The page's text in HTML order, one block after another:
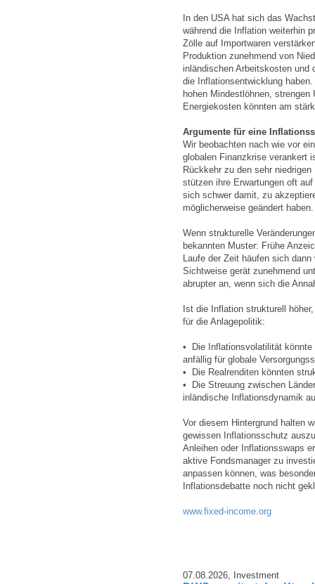
In den USA hat sich das
während die Inflation weiterhin
Zölle auf Importwaren
Produktion zunehmend von
inländischen Arbeitskosten und
die Inflationsentwicklung
hohen Mindestlöhnen,
Energiekosten könnten am
Argumente für eine
Wir beobachten nach wie vor
globalen Finanzkrise verankert
Rückkehr zu den sehr
stützen ihre Erwartungen oft
sich schwer damit, zu
möglicherweise geändert
Wenn strukturelle
bekannten Muster: Frühe
Laufe der Zeit häufen sich
Sichtweise gerät zunehmend
abrupter an, wenn sich die
Ist die Inflation strukturell
für die Anlagepolitik:
• Die Inflationsvolatilität könnte
anfällig für globale
• Die Realrenditen könnten
• Die Streuung zwischen
inländische Inflationsdynamik
Vor diesem Hintergrund halten
gewissen Inflationsschutz
Anleihen oder Inflationsswaps
aktive Fondsmanager zu
anpassen können, was
Inflationsdebatte noch nicht
www.fixed-income.org
07.08.2026, Investment